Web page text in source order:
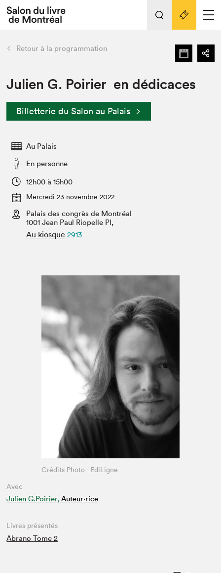
Espace exposant⋅e⋅s
Espace enseignant·e·s
Espace médias
L'événement
Préparer sa visite au Salon
Actualités
SLM PRO
retour Nos activités
Préparer sa visite
Salon dans la ville et en ligne
Projets partenaires
Liens pratiques
Retour à la programmation
Julien G. Poirier en dédicaces
Billetterie du Salon au Palais
Au Palais
En personne
12h00 à 15h00
Mercredi 23 novembre 2022
Palais des congrès de Montréal
1001 Jean Paul Riopelle Pl,
Au kiosque 2913
Avec
Julien G.Poirier, Auteur·rice
Crédits Photo - EdiLigne
Livres présentés
Abrano Tome 2